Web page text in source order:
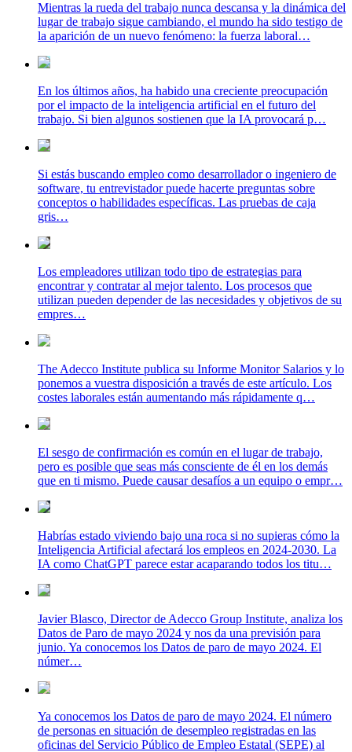
Mientras la rueda del trabajo nunca descansa y la dinámica del
lugar de trabajo sigue cambiando, el mundo ha sido testigo de
la aparición de un nuevo fenómeno: la fuerza laboral…
En los últimos años, ha habido una creciente preocupación
por el impacto de la inteligencia artificial en el futuro del
trabajo. Si bien algunos sostienen que la IA provocará p…
Si estás buscando empleo como desarrollador o ingeniero de
software, tu entrevistador puede hacerte preguntas sobre
conceptos o habilidades específicas. Las pruebas de caja
gris…
Los empleadores utilizan todo tipo de estrategias para
encontrar y contratar al mejor talento. Los procesos que
utilizan pueden depender de las necesidades y objetivos de su
empres…
The Adecco Institute publica su Informe Monitor Salarios y lo
ponemos a vuestra disposición a través de este artículo. Los
costes laborales están aumentando más rápidamente q…
El sesgo de confirmación es común en el lugar de trabajo,
pero es posible que seas más consciente de él en los demás
que en ti mismo. Puede causar desafíos a un equipo o empr…
Habrías estado viviendo bajo una roca si no supieras cómo la
Inteligencia Artificial afectará los empleos en 2024-2030. La
IA como ChatGPT parece estar acaparando todos los titu…
Javier Blasco, Director de Adecco Group Institute, analiza los
Datos de Paro de mayo 2024 y nos da una previsión para
junio. Ya conocemos los Datos de paro de mayo 2024. El
númer…
Ya conocemos los Datos de paro de mayo 2024. El número
de personas en situación de desempleo registradas en las
oficinas del Servicio Público de Empleo Estatal (SEPE) al